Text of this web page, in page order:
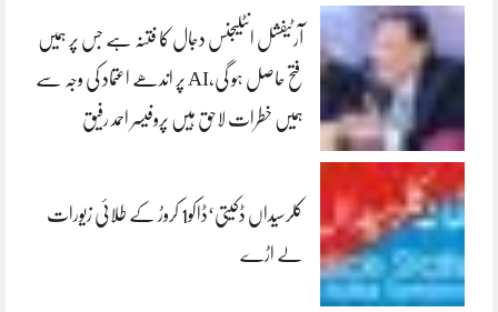
آرٹیفشل انٹلیجنس دجال کا فتنہ ہے جس پر ہمیں
فتح حاصل ہو گی،AI پر اندھے اعتماد کی وجہ سے
ہمیں خطرات لاحق ہیں پروفیسر احمد رفیق
کلرسیداں ڈکیتی‘ڈاکو1 کروڑ کے طلائی زیورات
لے اڑے